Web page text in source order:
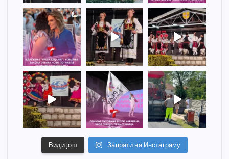
Види још Запрати на Инстаграму